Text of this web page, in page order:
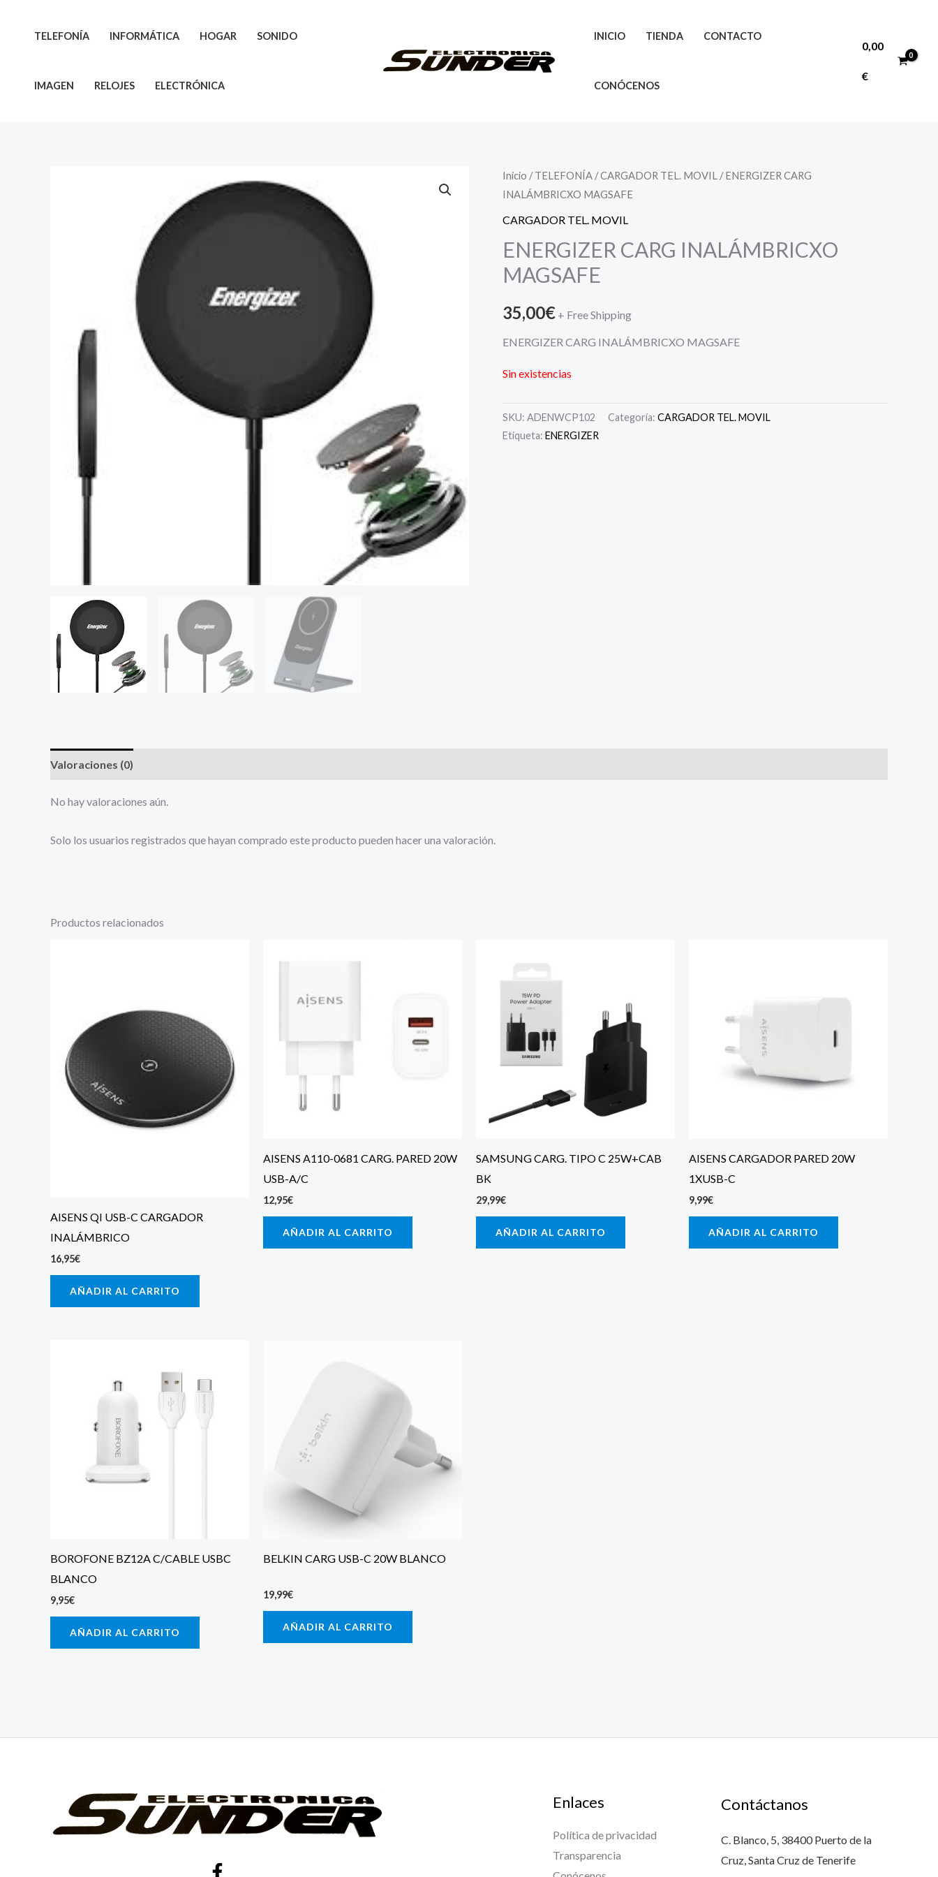
TELEFONÍA INFORMÁTICA HOGAR SONIDO
IMAGEN RELOJES ELECTRÓNICA
INICIO TIENDA CONTACTO
CONÓCENOS
0,00
€
Inicio /TELEFONÍA /CARGADOR TEL. MOVIL / ENERGIZER CARG
INALÁMBRICXO MAGSAFE
CARGADOR TEL. MOVIL
ENERGIZER CARG INALÁMBRICXO
MAGSAFE
35,00€ + Free Shipping
ENERGIZER CARG INALÁMBRICXO MAGSAFE
Sin existencias
SKU: ADENWCP102 Categoría: CARGADOR TEL. MOVIL
Etiqueta: ENERGIZER
Valoraciones (0)
No hay valoraciones aún.
Solo los usuarios registrados que hayan comprado este producto pueden hacer una valoración.
Productos relacionados
AISENS QI USB-C CARGADOR
INALÁMBRICO
16,95€
AÑADIR AL CARRITO
AISENS A110-0681 CARG. PARED 20W
USB-A/C
12,95€
AÑADIR AL CARRITO
SAMSUNG CARG. TIPO C 25W+CAB
BK
29,99€
AÑADIR AL CARRITO
AISENS CARGADOR PARED 20W
1XUSB-C
9,99€
AÑADIR AL CARRITO
BOROFONE BZ12A C/CABLE USBC
BLANCO
9,95€
AÑADIR AL CARRITO
BELKIN CARG USB-C 20W BLANCO
19,99€
AÑADIR AL CARRITO
Enlaces
Política de privacidad
Transparencia
Contáctanos
C. Blanco, 5, 38400 Puerto de la
Cruz, Santa Cruz de Tenerife